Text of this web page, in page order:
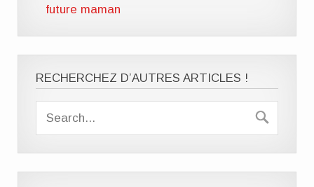
future maman
RECHERCHEZ D’AUTRES ARTICLES !